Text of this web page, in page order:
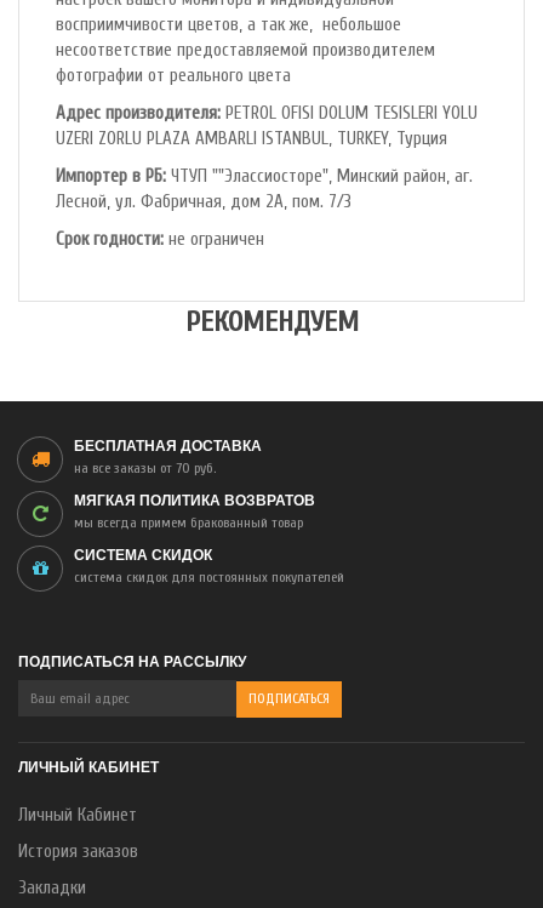
восприимчивости цветов, а так же, небольшое
несоответствие предоставляемой производителем
фотографии от реального цвета
Адрес производителя: PETROL OFlSl DOLUM TESISLERI YOLU
UZERI ZORLU PLAZA AMBARLI ISTANBUL, TURKEY, Турция
Импортер в РБ: ЧТУП ""Элассиосторе", Минский район, аг.
Лесной, ул. Фабричная, дом 2А, пом. 7/3
Срок годности: не ограничен
РЕКОМЕНДУЕМ
БЕСПЛАТНАЯ ДОСТАВКА
на все заказы от 70 руб.
МЯГКАЯ ПОЛИТИКА ВОЗВРАТОВ
мы всегда примем бракованный товар
СИСТЕМА СКИДОК
система скидок для постоянных покупателей
ПОДПИСАТЬСЯ НА РАССЫЛКУ
ЛИЧНЫЙ КАБИНЕТ
Личный Кабинет
История заказов
Закладки